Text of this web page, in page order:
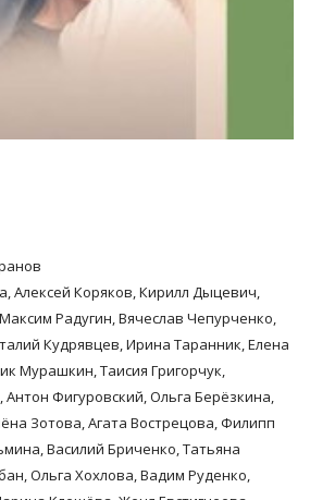
Алексей Коряков, Кирилл Дыцевич,
Радугин, Вячеслав Чепурченко,
Кудрявцев, Ирина Таранник, Елена
Мурашкин, Таисия Григорчук,
Антон Фигуровский, Ольга Берёзкина,
Зотова, Агата Вострецова, Филипп
Василий Бриченко, Татьяна
Ольга Хохлова, Вадим Руденко,